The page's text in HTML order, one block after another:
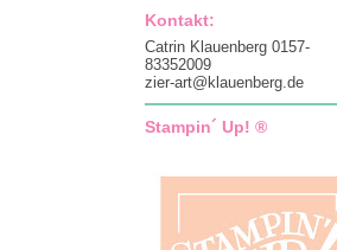
Kontakt:
Catrin Klauenberg 0157-
83352009
zier-art@klauenberg.de
Stampin´ Up! ®